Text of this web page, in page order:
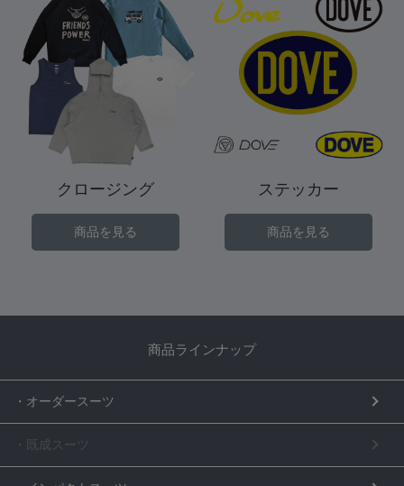
クロージング
商品を見る
ステッカー
商品を見る
商品ラインナップ
・オーダースーツ
・既成スーツ